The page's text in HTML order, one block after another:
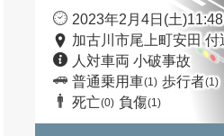
2023年2月4日(土)11:48
加古川市尾上町安田 付
人対車両 小破事故
普通乗用車(1) 歩行者(1)
死亡(0) 負傷(1)